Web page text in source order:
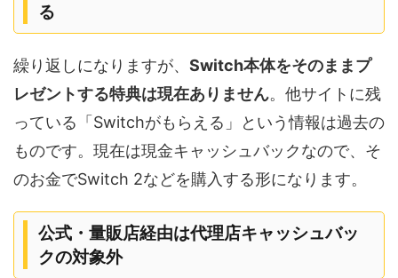
る
繰り返しになりますが、 Switch本体をそのままプ
レゼントする特典は現在ありません。他サイトに残
っている「Switchがもらえる」という情報は過去の
ものです。現在は現金キャッシュバックなので、そ
のお金でSwitch 2などを購入する形になります。
公式・量販店経由は代理店キャッシュバッ
クの対象外